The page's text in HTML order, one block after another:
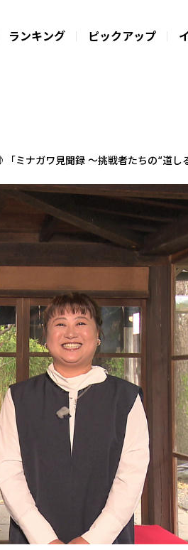
ランキング ピックアップ
ミナガワ見聞録 ～挑戦者たちの“道